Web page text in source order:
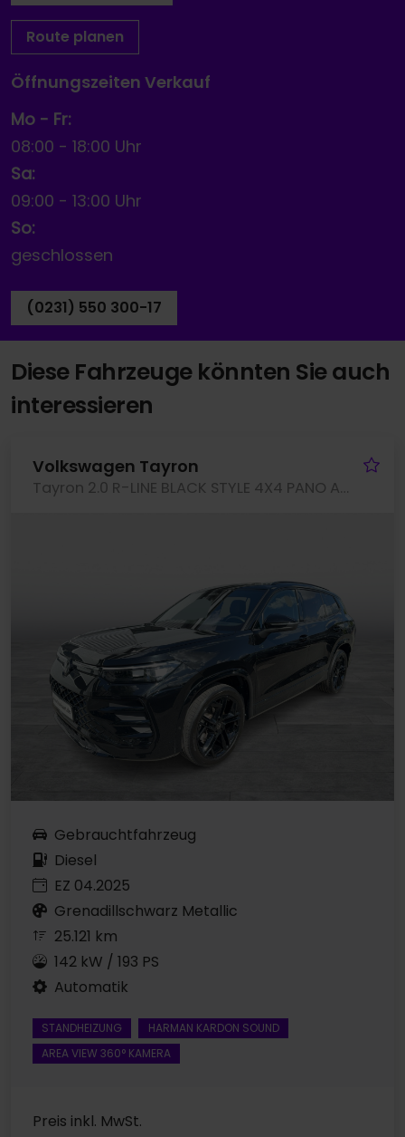
Route planen
Öffnungszeiten Verkauf
Mo - Fr:
08:00 - 18:00 Uhr
Sa:
09:00 - 13:00 Uhr
So:
geschlossen
(0231) 550 300-17
Diese Fahrzeuge könnten Sie auch
interessieren
Volkswagen Tayron
Tayron 2.0 R-LINE BLACK STYLE 4X4 PANO AHK LM20
Gebrauchtfahrzeug
Diesel
EZ 04.2025
Grenadillschwarz Metallic
25.121 km
142 kW / 193 PS
Automatik
STANDHEIZUNG
HARMAN KARDON SOUND
AREA VIEW 360° KAMERA
Preis inkl. MwSt.